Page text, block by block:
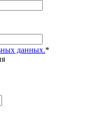
данных.*